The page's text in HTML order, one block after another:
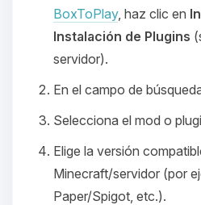
BoxToPlay, haz clic en
Instalación de Plugins
servidor).
En el campo de
Selecciona el mod o
Elige la versión
Minecraft/servidor (por
Paper/Spigot, etc.).